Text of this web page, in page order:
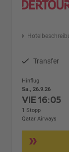
Transfer
Hinflug
Sa., 26.9.26
VIE16:05
1 Stopp
Qatar Airways